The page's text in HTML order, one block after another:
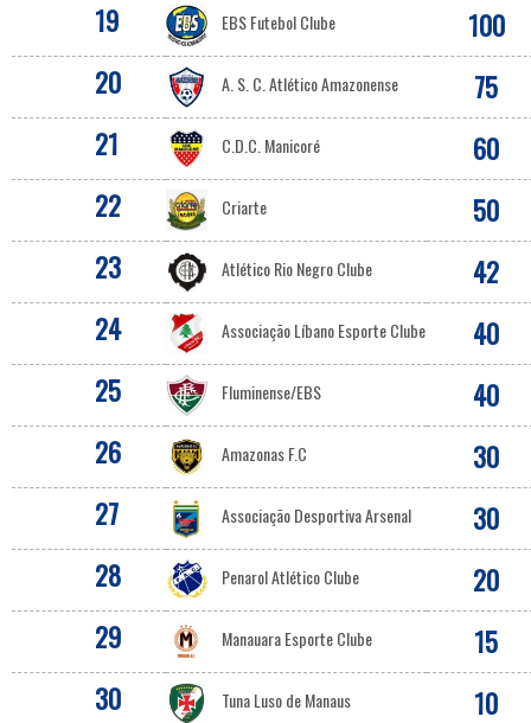
19
EBS Futebol Clube
100
20
A. S. C. Atlético Amazonense
75
21
C.D.C. Manicoré
60
22
Criarte
50
23
Atlético Rio Negro Clube
42
24
Associação Líbano Esporte Clube
40
25
Fluminense/EBS
40
26
Amazonas F.C
30
27
Associação Desportiva Arsenal
30
28
Penarol Atlético Clube
20
29
Manauara Esporte Clube
15
30
Tuna Luso de Manaus
10